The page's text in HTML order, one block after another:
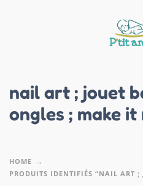
nail art ; jouet
ongles ; make
HOME
PRODUITS IDENTIFIÉS “NAIL ART ;